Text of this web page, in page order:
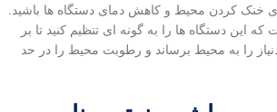
خنک کردن محیط و کاهش دمای دستگاه ها باشید.
دستگاه ها را به گونه ای تنظیم کنید تا بر
را به محیط برساند و رطوبت محیط را در حد